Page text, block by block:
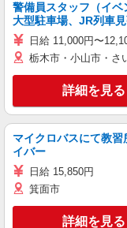
警備員スタッフ（イベ
大型駐車場、JR列車見
日給 11,000円〜
栃木市・小山市・さ
詳細を見る
マイクロバスにて教
イバー
日給 15,850円
箕面市
詳細を見る